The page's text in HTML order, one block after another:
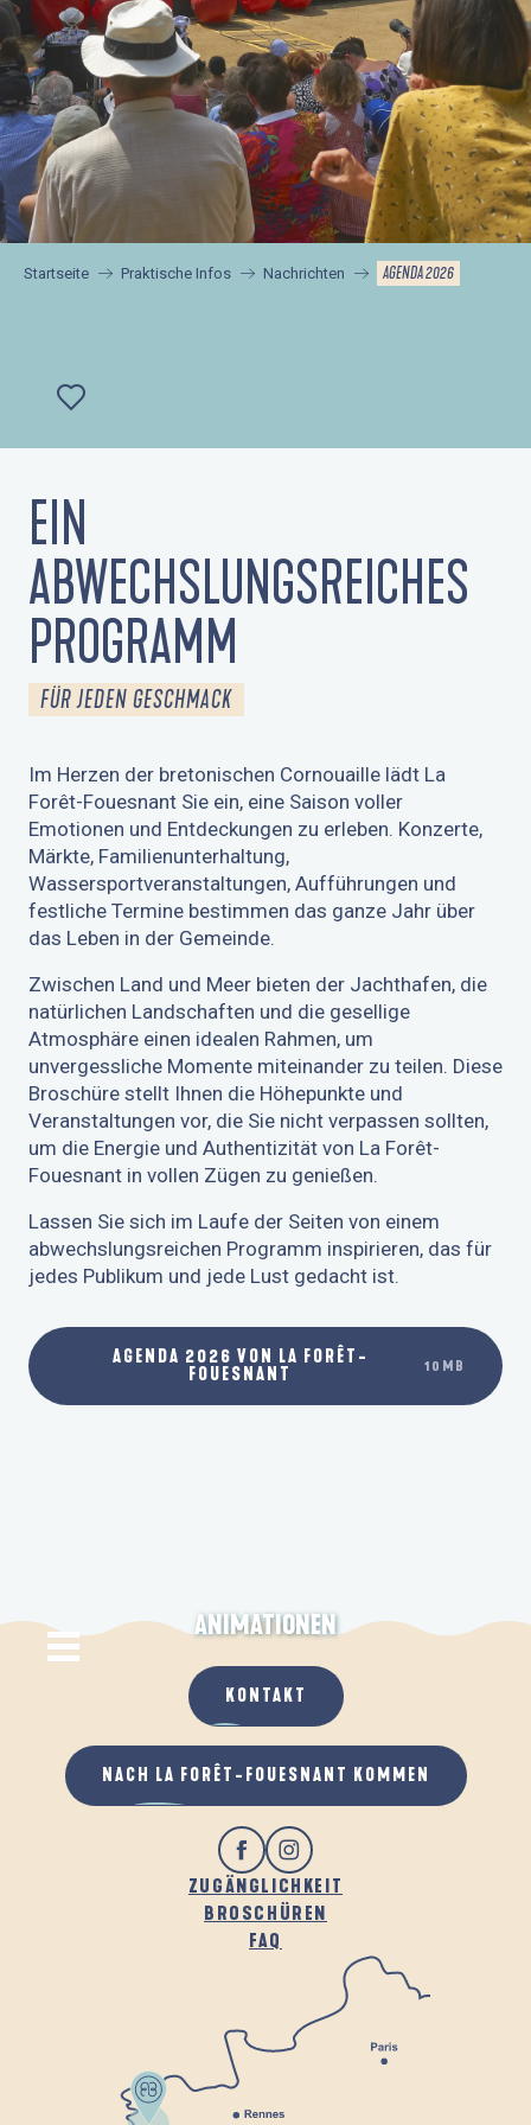
Startseite Praktische Infos Nachrichten AGENDA 2026
Ajouter aux favoris
EIN
ABWECHSLUNGSREICHES
PROGRAMM
FÜR JEDEN GESCHMACK
Im Herzen der bretonischen Cornouaille lädt La
Forêt-Fouesnant Sie ein, eine Saison voller
Emotionen und Entdeckungen zu erleben. Konzerte,
Märkte, Familienunterhaltung,
Wassersportveranstaltungen, Aufführungen und
festliche Termine bestimmen das ganze Jahr über
das Leben in der Gemeinde.
Zwischen Land und Meer bieten der Jachthafen, die
natürlichen Landschaften und die gesellige
Atmosphäre einen idealen Rahmen, um
unvergessliche Momente miteinander zu teilen. Diese
Broschüre stellt Ihnen die Höhepunkte und
Veranstaltungen vor, die Sie nicht verpassen sollten,
um die Energie und Authentizität von La Forêt-
Fouesnant in vollen Zügen zu genießen.
Lassen Sie sich im Laufe der Seiten von einem
abwechslungsreichen Programm inspirieren, das für
jedes Publikum und jede Lust gedacht ist.
AGENDA 2026 VON LA FORÊT-
FOUESNANT
10MB
ANIMATIONEN
ZUGÄNGLICHKEIT
BROSCHÜREN
FAQ
KONTAKT
NACH LA FORÊT-FOUESNANT KOMMEN